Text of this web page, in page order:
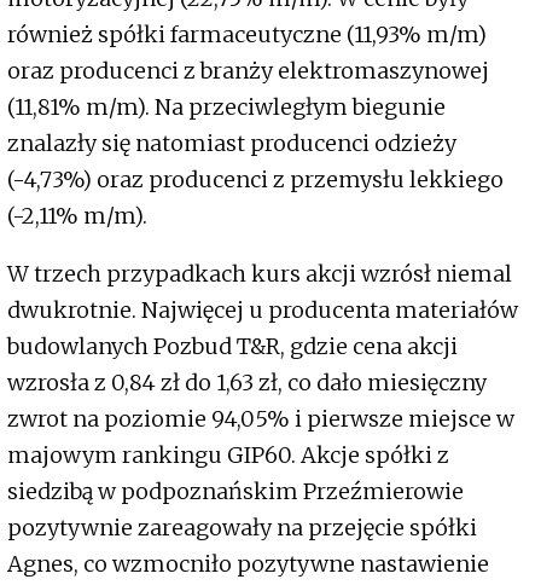
również spółki farmaceutyczne (11,93% m/m)
oraz producenci z branży elektromaszynowej
(11,81% m/m). Na przeciwległym biegunie
znalazły się natomiast producenci odzieży
(-4,73%) oraz producenci z przemysłu lekkiego
(-2,11% m/m).
W trzech przypadkach kurs akcji wzrósł niemal
dwukrotnie. Najwięcej u producenta materiałów
budowlanych Pozbud T&R, gdzie cena akcji
wzrosła z 0,84 zł do 1,63 zł, co dało miesięczny
zwrot na poziomie 94,05% i pierwsze miejsce w
majowym rankingu GIP60. Akcje spółki z
siedzibą w podpoznańskim Przeźmierowie
pozytywnie zareagowały na przejęcie spółki
Agnes, co wzmocniło pozytywne nastawienie